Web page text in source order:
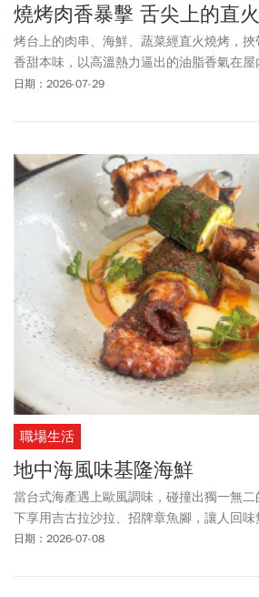
燒烤肉香暴擊 舌尖上的直
烤台上的肉串、海鮮、蔬菜經直火燒烤，
香甜本味，以高溫熱力逼出的油脂香氣在
馥郁肉汁滋滋作響，中秋吃烤肉提前預約、
日期：2026-07-29
職場生活
地中海風味基隆海鮮
當台式海產遇上歐風調味，碰撞出獨一無
下享用吉古拉沙拉、招牌章魚腳，讓人回味
日期：2026-07-08